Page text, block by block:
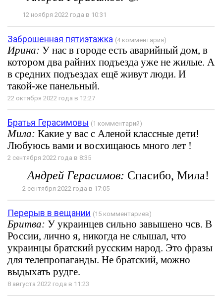
12 ноября 2022 года в 10:31
Заброшенная пятиэтажка (4 комментария)
Ирина: У нас в городе есть аварийный дом, в
котором два райних подъезда уже не жилые. А
в средних подъездах ещё живут люди. И
такой-же панельный.
22 октября 2022 года в 12:27
Братья Герасимовы (1 комментарий)
Мила: Какие у вас с Аленой классные дети!
Любуюсь вами и восхищаюсь много лет !
2 сентября 2022 года в 8:35
Андрей Герасимов: Спасибо, Мила!
2 сентября 2022 года в 17:05
Перерыв в вещании (15 комментариев)
Бритва: У украинцев сильно завышено чсв. В
России, лично я, никогда не слышал, что
украинцы братский русским народ. Это фразы
для телепропаганды. Не братский, можно
выдыхать рудге.
8 августа 2022 года в 11:23